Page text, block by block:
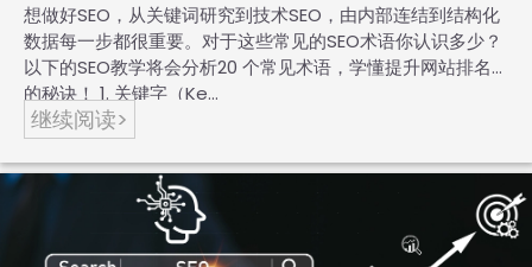
想做好SEO，从关键词研究到技术SEO，由内部连结到结构化
数据每一步都很重要。对于这些常见的SEO术语你认识多少？
以下的SEO教学将会分析20 个常见术语，学懂提升网站排名
的秘诀！ 1. 关键字（Ke…
继续阅读>